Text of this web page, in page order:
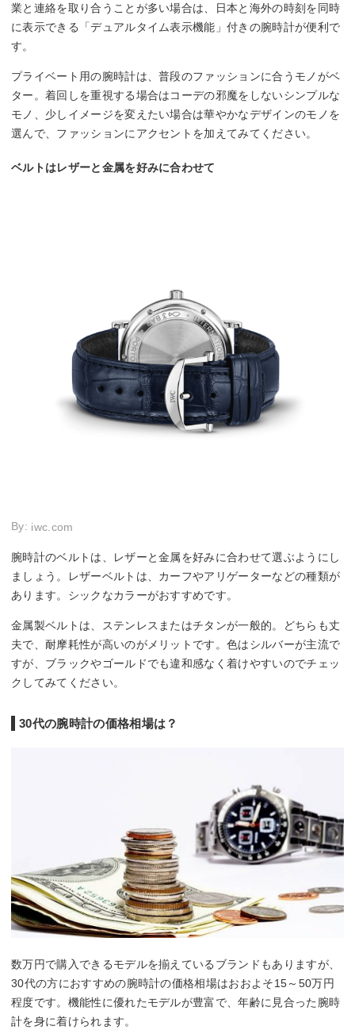
業と連絡を取り合うことが多い場合は、日本と海外の時刻を同時
に表示できる「デュアルタイム表示機能」付きの腕時計が便利で
す。
プライベート用の腕時計は、普段のファッションに合うモノがベ
ター。着回しを重視する場合はコーデの邪魔をしないシンプルな
モノ、少しイメージを変えたい場合は華やかなデザインのモノを
選んで、ファッションにアクセントを加えてみてください。
ベルトはレザーと金属を好みに合わせて
By: iwc.com
腕時計のベルトは、レザーと金属を好みに合わせて選ぶようにし
ましょう。レザーベルトは、カーフやアリゲーターなどの種類が
あります。シックなカラーがおすすめです。
金属製ベルトは、ステンレスまたはチタンが一般的。どちらも丈
夫で、耐摩耗性が高いのがメリットです。色はシルバーが主流で
すが、ブラックやゴールドでも違和感なく着けやすいのでチェッ
クしてみてください。
30代の腕時計の価格相場は？
数万円で購入できるモデルを揃えているブランドもありますが、
30代の方におすすめの腕時計の価格相場はおおよそ15～50万円
程度です。機能性に優れたモデルが豊富で、年齢に見合った腕時
計を身に着けられます。